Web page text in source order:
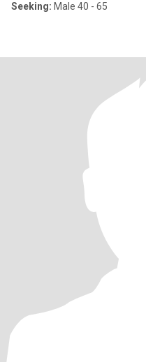
Seeking: Male 40 - 65